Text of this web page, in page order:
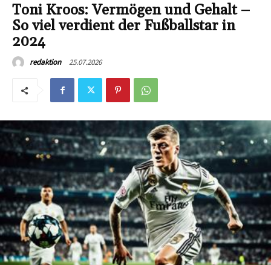
Toni Kroos: Vermögen und Gehalt –
So viel verdient der Fußballstar in
2024
redaktion 25.07.2026